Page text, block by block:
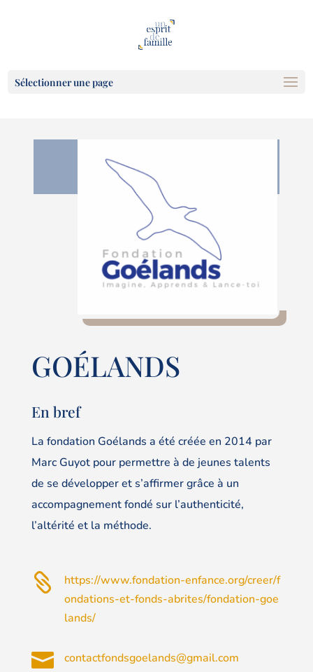
Sélectionner une page
GOÉLANDS
En bref
La fondation Goélands a été créée en 2014 par
Marc Guyot pour permettre à de jeunes talents
de se développer et s’affirmer grâce à un
accompagnement fondé sur l’authenticité,
l’altérité et la méthode.

https://www.fondation-enfance.org/creer/f
ondations-et-fonds-abrites/fondation-goe
lands/
 contactfondsgoelands@gmail.com